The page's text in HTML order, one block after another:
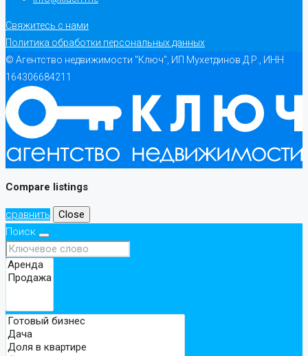
Свяжитесь с нами
Политика обработки персональных данных
© Агентство недвижимости "Ключ", ИП Мухетдинов Д.Р., ИНН
164306684211
Compare listings
сравнить
Close
Поиск